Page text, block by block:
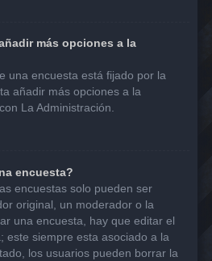
más opciones a la
una encuesta está fijado por la
añadir más opciones a la
La Administración.
encuesta?
encuestas solo pueden ser
original, un moderador o la
una encuesta, hay que editar el
este siempre esta asociado a la
los usuarios pueden borrar la